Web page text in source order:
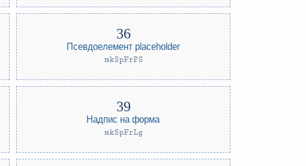
Псевдоелемент placeholder
mkSpFrPS
Надпис на форма
mkSpFrLg